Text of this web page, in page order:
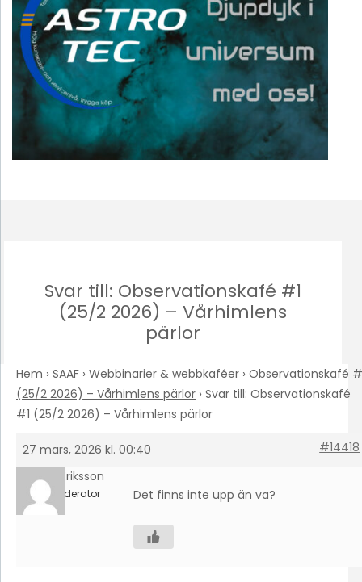
Svar till: Observationskafé #1
(25/2 2026) – Vårhimlens
pärlor
Hem › SAAF › Webbinarier & webbkaféer › Observationskafé
(25/2 2026) – Vårhimlens pärlor › Svar till: Observationskafé
#1 (25/2 2026) – Vårhimlens pärlor
27 mars, 2026 kl. 00:40
#14418
Olle Eriksson
Moderator Det finns inte upp än va?